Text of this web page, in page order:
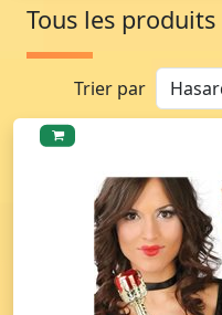
Tous les produits
Trier par